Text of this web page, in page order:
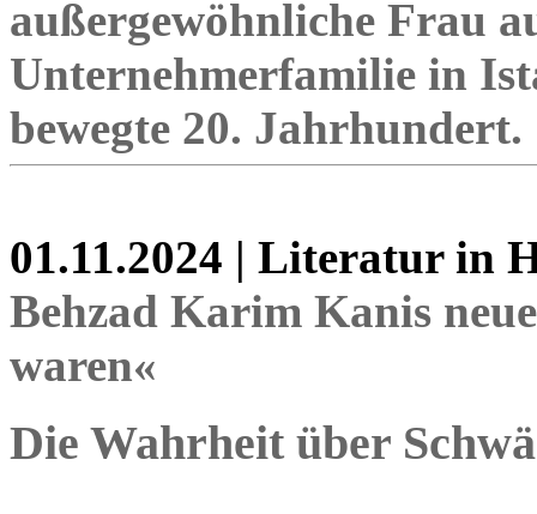
außergewöhnliche Frau
Unternehmerfamilie in
bewegte 20. Jahrhundert.
01.11.2024 | Literatur in
Behzad Karim Kanis
waren«
Die Wahrheit über